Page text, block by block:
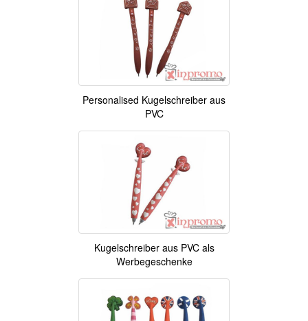
Personalised Kugelschreiber aus
PVC
Kugelschreiber aus PVC als
Werbegeschenke